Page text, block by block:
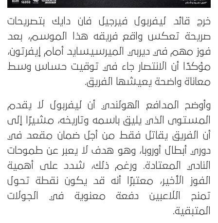
خرج قائد ليفربول فيرجيل فان دايك بتصريحات
صريحة تعكس واقع فريقه هذا الموسم، بعد
فوز مهم في ديربي الميرسيسايد أمام إيفرتون،
مؤكدًا أن الانتصار جاء في توقيت حساس وسط
معاناة واضحة يعيشها الفريق.
وأوضح المدافع الهولندي أن ليفربول لا يقدم
المستوى الذي يليق باسمه وتاريخه، مشيرًا إلى
أن الفريق يقاتل فقط من أجل ضمان مقعد في
دوري أبطال أوروبا، وهو هدف لا يعبر عن طموحات
النادي المعتادة. ورغم ذلك، شدد على أهمية
الفوز الأخير، معتبرًا أنه قد يكون نقطة تحول
تمنح اللاعبين دفعة معنوية في الجولات
المتبقية.